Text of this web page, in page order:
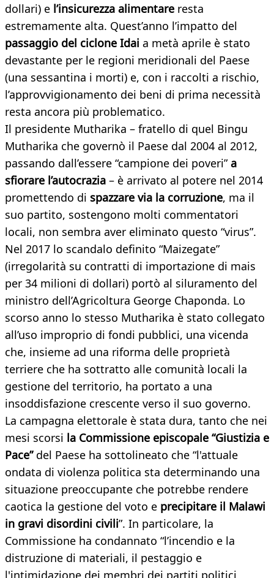
dollari) e l’insicurezza alimentare resta
estremamente alta. Quest’anno l’impatto del
passaggio del ciclone Idai a metà aprile è stato
devastante per le regioni meridionali del Paese
(una sessantina i morti) e, con i raccolti a rischio,
l’approvvigionamento dei beni di prima necessità
resta ancora più problematico.
Il presidente Mutharika – fratello di quel Bingu
Mutharika che governò il Paese dal 2004 al 2012,
passando dall’essere “campione dei poveri”a
sfiorare l’autocrazia – è arrivato al potere nel 2014
promettendo di spazzare via la corruzione, ma il
suo partito, sostengono molti commentatori
locali, non sembra aver eliminato questo “virus”.
Nel 2017 lo scandalo definito “Maizegate”
(irregolarità su contratti di importazione di mais
per 34 milioni di dollari) portò al siluramento del
ministro dell’Agricoltura George Chaponda. Lo
scorso anno lo stesso Mutharika è stato collegato
all’uso improprio di fondi pubblici, una vicenda
che, insieme ad una riforma delle proprietà
terriere che ha sottratto alle comunità locali la
gestione del territorio, ha portato a una
insoddisfazione crescente verso il suo governo.
La campagna elettorale è stata dura, tanto che nei
mesi scorsi la Commissione episcopale “Giustizia e
Pace” del Paese ha sottolineato che “l'attuale
ondata di violenza politica sta determinando una
situazione preoccupante che potrebbe rendere
caotica la gestione del voto e precipitare il Malawi
in gravi disordini civili”. In particolare, la
Commissione ha condannato “l’incendio e la
distruzione di materiali, il pestaggio e
l'intimidazione dei membri dei partiti politici